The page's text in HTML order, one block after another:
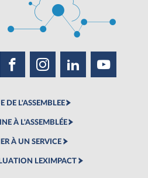
DE L'ASSEMBLEE
À L'ASSEMBLÉE
À UN SERVICE
LEXIMPACT